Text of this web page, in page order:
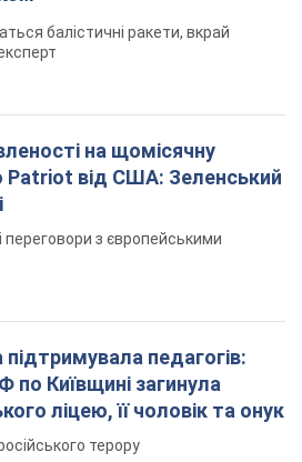
балістичні ракети, вкрай
на щомісячну
Patriot від США: Зеленський
переговори з європейськими
педагогів:
по Київщині загинула
ліцею, її чоловік та онук
терору